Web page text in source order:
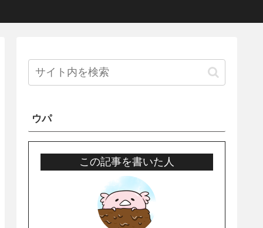
ウパ
この記事を書いた人